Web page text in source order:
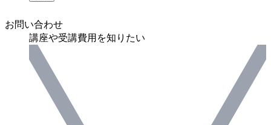
お問い合わせ
講座や受講費用を知りたい